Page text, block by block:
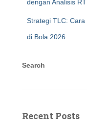
dengan Analisis
Strategi TLC:
di Bola 2026
Search
Recent Posts